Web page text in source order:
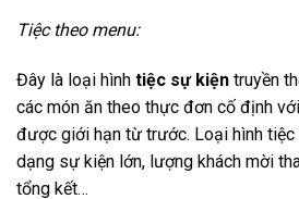
Tiệc theo menu:
Đây là loại hình tiệc sự kiện truyền
các món ăn theo thực đơn cố định
được giới hạn từ trước. Loại hình tiệc
dạng sự kiện lớn, lượng khách mời
tổng kết…